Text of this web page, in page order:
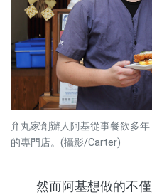
弁丸家創辦人阿基從事餐飲多
的專門店。(攝影/Carter)
然而阿基想做的不僅